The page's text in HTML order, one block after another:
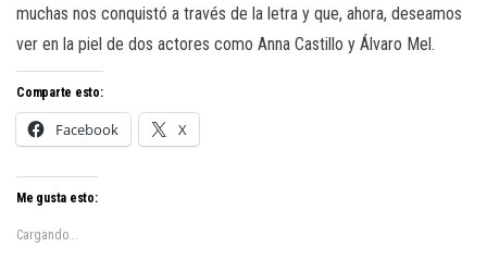
muchas nos conquistó a través de la letra y que, ahora, deseamos
ver en la piel de dos actores como Anna Castillo y Álvaro Mel.
Comparte esto:
Facebook X
Me gusta esto:
Cargando...